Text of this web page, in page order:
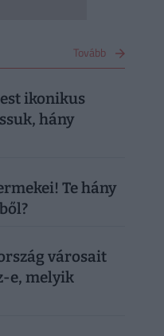
Tovább
ikonikus
hány
Te hány
városait
e, melyik